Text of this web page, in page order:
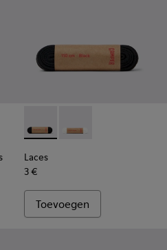
- KA00072-001 - Zwarte
socks - KA00072-002
Laces - KL00001-001 -
Laces - KL00001-002
Laces
3 €
Toevoegen